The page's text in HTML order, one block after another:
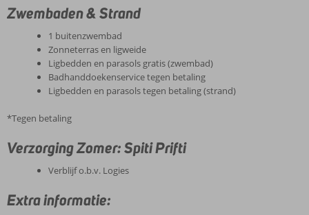
Zwembaden & Strand
1 buitenzwembad
Zonneterras en ligweide
Ligbedden en parasols gratis (zwembad)
Badhanddoekenservice tegen betaling
Ligbedden en parasols tegen betaling (strand)
*Tegen betaling
Verzorging Zomer: Spiti Prifti
Verblijf o.b.v. Logies
Extra informatie: